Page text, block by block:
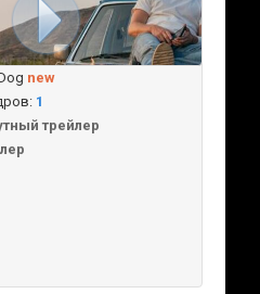
new
1
трейлер